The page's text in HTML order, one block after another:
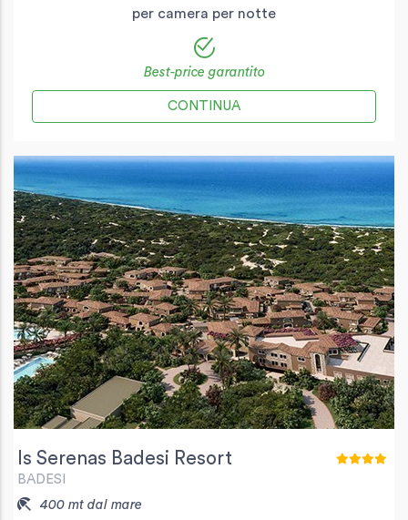
per camera per notte
Best-price garantito
CONTINUA
Is Serenas Badesi Resort
BADESI
400 mt dal mare